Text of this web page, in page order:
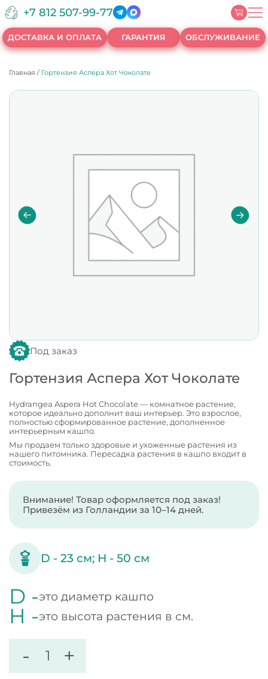
+7 812 507-99-77
ДОСТАВКА И ОПЛАТА ГАРАНТИЯ ОБСЛУЖИВАНИЕ
Главная / Гортензия Аспера Хот Чоколате
Под заказ
Гортензия Аспера Хот Чоколате
Hydrangea Aspera Hot Chocolate — комнатное растение,
которое идеально дополнит ваш интерьер. Это взрослое,
полностью сформированное растение, дополненное
интерьерным кашпо.
Мы продаем только здоровые и ухоженные растения из
нашего питомника. Пересадка растения в кашпо входит в
стоимость.
Внимание! Товар оформляется под заказ!
Привезём из Голландии за 10–14 дней.
D -23 см; H -50 см
D -это диаметр кашпо
H -это высота растения в см.
- +